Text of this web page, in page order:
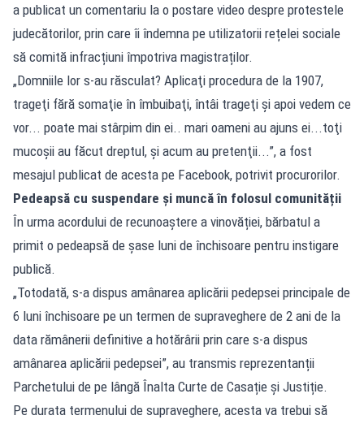
a publicat un comentariu la o postare video despre protestele
judecătorilor, prin care îi îndemna pe utilizatorii rețelei sociale
să comită infracțiuni împotriva magistraților.
„Domniile lor s-au răsculat? Aplicaţi procedura de la 1907,
trageţi fără somaţie în îmbuibaţi, întâi trageţi şi apoi vedem ce
vor... poate mai stârpim din ei.. mari oameni au ajuns ei...toţi
mucoşii au făcut dreptul, şi acum au pretenţii...”, a fost
mesajul publicat de acesta pe Facebook, potrivit procurorilor.
Pedeapsă cu suspendare și muncă în folosul comunității
În urma acordului de recunoaștere a vinovăției, bărbatul a
primit o pedeapsă de șase luni de închisoare pentru instigare
publică.
„Totodată, s-a dispus amânarea aplicării pedepsei principale de
6 luni închisoare pe un termen de supraveghere de 2 ani de la
data rămânerii definitive a hotărârii prin care s-a dispus
amânarea aplicării pedepsei”, au transmis reprezentanții
Parchetului de pe lângă Înalta Curte de Casație și Justiție.
Pe durata termenului de supraveghere, acesta va trebui să